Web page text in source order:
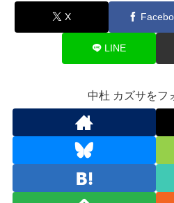
X
LINE
中杜 カズサをフ